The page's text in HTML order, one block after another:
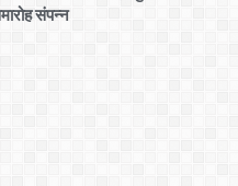
संपन्न